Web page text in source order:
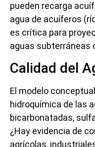
pueden recarga
agua de acuíferos
es crítica para
aguas subterráneas
Calidad del
El modelo
hidroquímica de las
bicarbonatadas,
¿Hay evidencia de
agrícolas,